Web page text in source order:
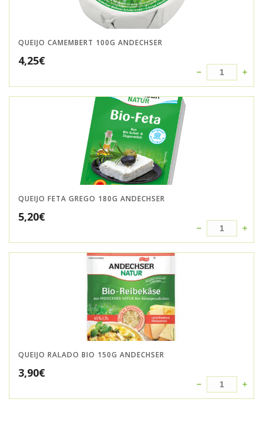
QUEIJO CAMEMBERT 100G ANDECHSER
4,25€
QUEIJO FETA GREGO 180G ANDECHSER
5,20€
QUEIJO RALADO BIO 150G ANDECHSER
3,90€